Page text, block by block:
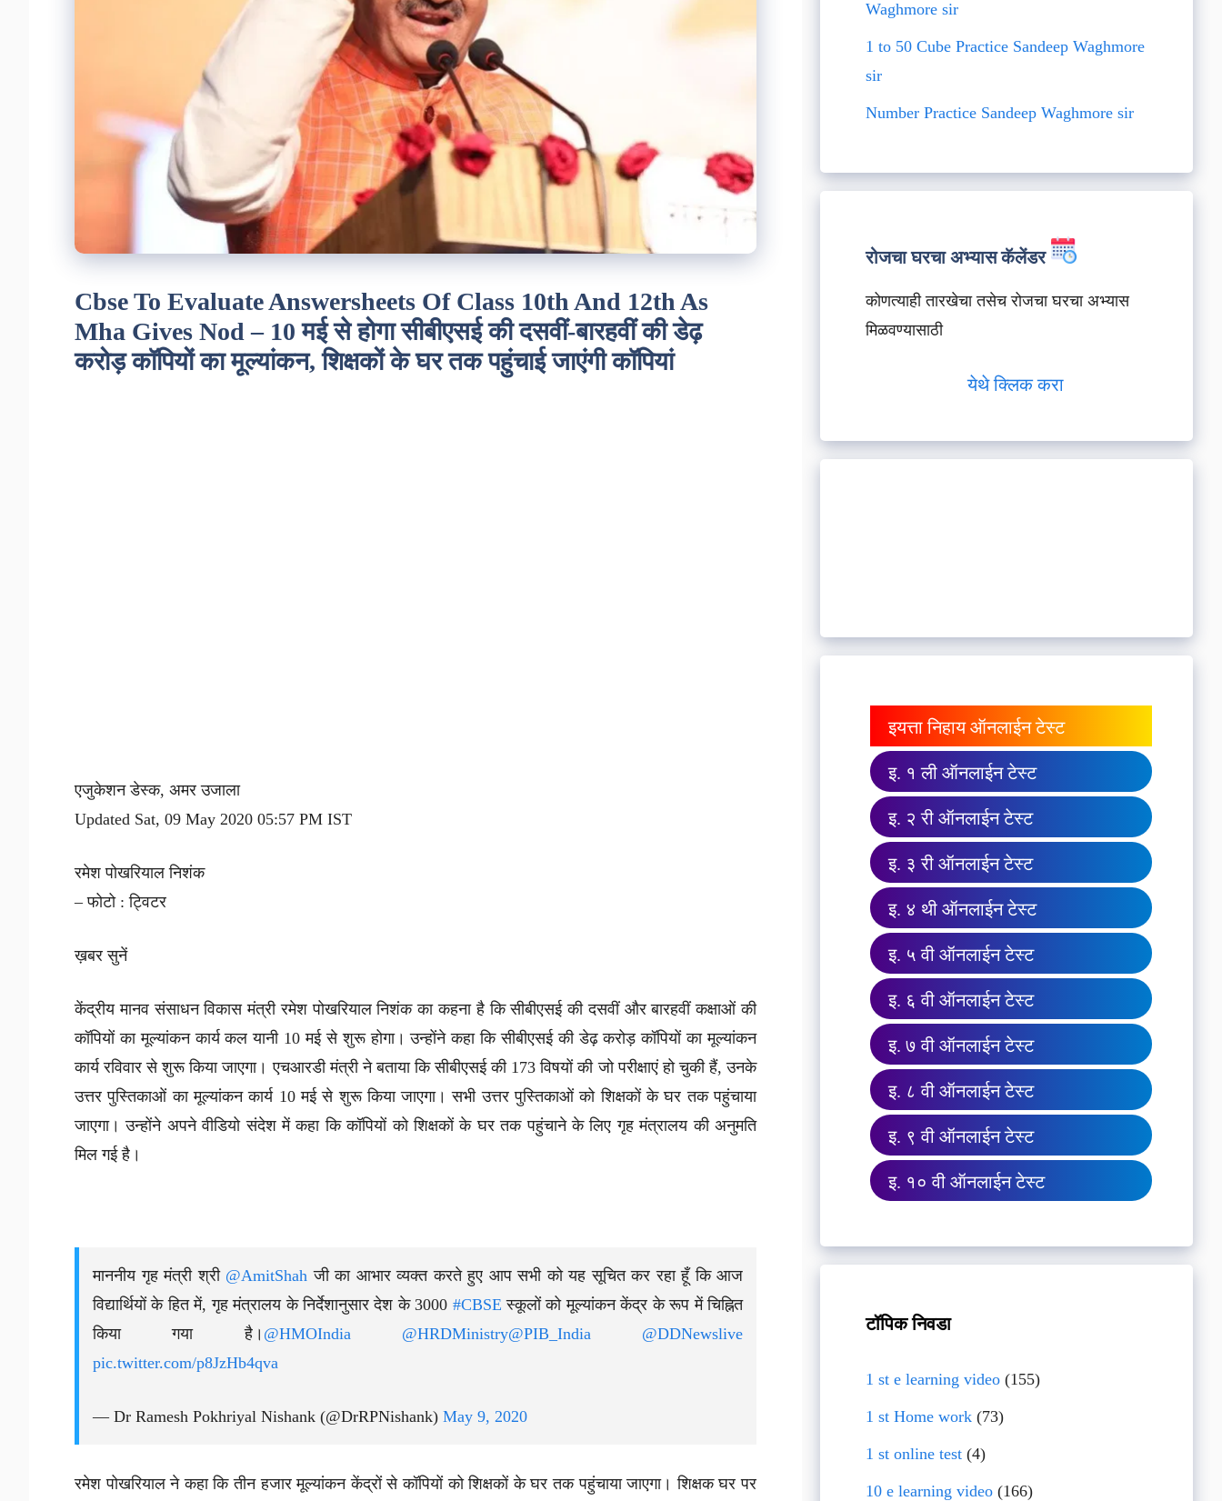
Cbse To Evaluate Answersheets Of Class 10th And 12th As
Mha Gives Nod – 10 मई से होगा सीबीएसई की दसवीं-बारहवीं की डेढ़
करोड़ कॉपियों का मूल्यांकन, शिक्षकों के घर तक पहुंचाई जाएंगी कॉपियां
एजुकेशन डेस्क, अमर उजाला
Updated Sat, 09 May 2020 05:57 PM IST
रमेश पोखरियाल निशंक
– फोटो : ट्विटर
ख़बर सुनें
केंद्रीय मानव संसाधन विकास मंत्री रमेश पोखरियाल निशंक का कहना है कि सीबीएसई की दसवीं और बारहवीं कक्षाओं की
कॉपियों का मूल्यांकन कार्य कल यानी 10 मई से शुरू होगा। उन्होंने कहा कि सीबीएसई की डेढ़ करोड़ कॉपियों का मूल्यांकन
कार्य रविवार से शुरू किया जाएगा। एचआरडी मंत्री ने बताया कि सीबीएसई की 173 विषयों की जो परीक्षाएं हो चुकी हैं, उनके
उत्तर पुस्तिकाओं का मूल्यांकन कार्य 10 मई से शुरू किया जाएगा। सभी उत्तर पुस्तिकाओं को शिक्षकों के घर तक पहुंचाया
जाएगा। उन्होंने अपने वीडियो संदेश में कहा कि कॉपियों को शिक्षकों के घर तक पहुंचाने के लिए गृह मंत्रालय की अनुमति
मिल गई है।
माननीय गृह मंत्री श्री @AmitShah जी का आभार व्यक्त करते हुए आप सभी को यह सूचित कर रहा हूँ कि आज
विद्यार्थियों के हित में, गृह मंत्रालय के निर्देशानुसार देश के 3000 #CBSE स्कूलों को मूल्यांकन केंद्र के रूप में चिह्नित
किया गया है। @HMOIndia @HRDMinistry@PIB_India
@DDNewslive
pic.twitter.com/p8JzHb4qva
— Dr Ramesh Pokhriyal Nishank (@DrRPNishank) May 9, 2020
रमेश पोखरियाल ने कहा कि तीन हजार मूल्यांकन केंद्रों से कॉपियों को शिक्षकों के घर तक पहुंचाया जाएगा। शिक्षक घर पर
Waghmore sir
1 to 50 Cube Practice Sandeep Waghmore
sir
Number Practice Sandeep Waghmore sir
रोजचा घरचा अभ्यास कॅलेंडर
कोणत्याही तारखेचा तसेच रोजचा घरचा अभ्यास
मिळवण्यासाठी
येथे क्लिक करा
इयत्ता निहाय ऑनलाईन टेस्ट
इ. १ ली ऑनलाईन टेस्ट
इ. २ री ऑनलाईन टेस्ट
इ. ३ री ऑनलाईन टेस्ट
इ. ४ थी ऑनलाईन टेस्ट
इ. ५ वी ऑनलाईन टेस्ट
इ. ६ वी ऑनलाईन टेस्ट
इ. ७ वी ऑनलाईन टेस्ट
इ. ८ वी ऑनलाईन टेस्ट
इ. ९ वी ऑनलाईन टेस्ट
इ. १० वी ऑनलाईन टेस्ट
टॉपिक निवडा
1 st e learning video (155)
1 st Home work (73)
1 st online test (4)
10 e learning video (166)